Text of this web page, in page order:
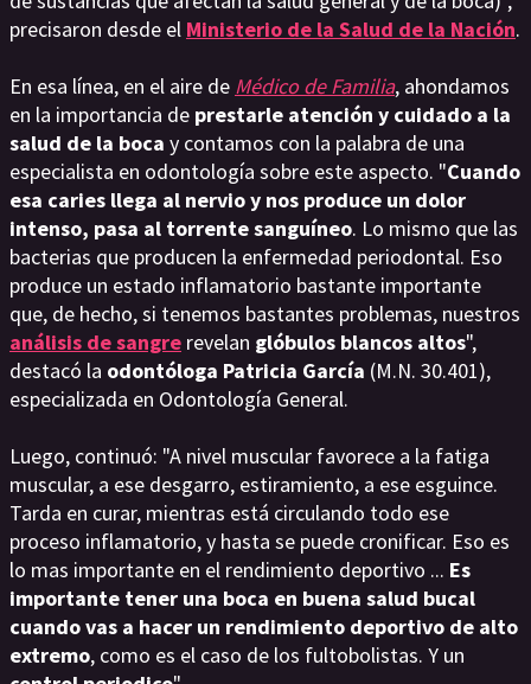
precisaron desde el Ministerio de la Salud de la Nación.
En esa línea, en el aire de Médico de Familia, ahondamos
en la importancia de prestarle atención y cuidado a la
salud de la boca y contamos con la palabra de una
especialista en odontología sobre este aspecto. "Cuando
esa caries llega al nervio y nos produce un dolor
intenso, pasa al torrente sanguíneo. Lo mismo que las
bacterias que producen la enfermedad periodontal. Eso
produce un estado inflamatorio bastante importante
que, de hecho, si tenemos bastantes problemas, nuestros
análisis de sangre revelan glóbulos blancos altos",
destacó la odontóloga Patricia García (M.N. 30.401),
especializada en Odontología General.
Luego, continuó: "A nivel muscular favorece a la fatiga
muscular, a ese desgarro, estiramiento, a ese esguince.
Tarda en curar, mientras está circulando todo ese
proceso inflamatorio, y hasta se puede cronificar. Eso es
lo mas importante en el rendimiento deportivo ... Es
importante tener una boca en buena salud bucal
cuando vas a hacer un rendimiento deportivo de alto
extremo, como es el caso de los fultobolistas. Y un